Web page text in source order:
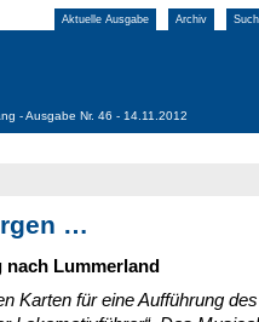
Aktuelle Ausgabe Archiv
- Ausgabe Nr. 46 - 14.11.2012
…
nach Lummerland
Karten für eine Aufführung des